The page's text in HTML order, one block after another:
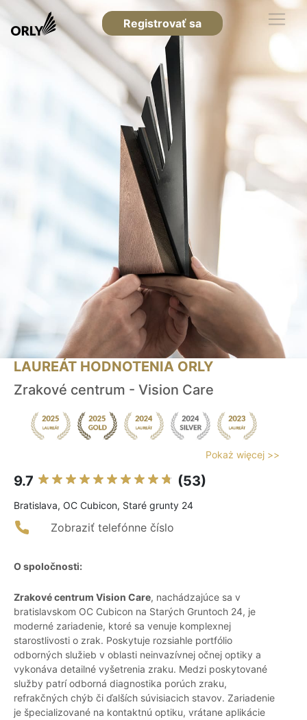
Registrovať sa
LAUREÁT HODNOTENIA ORLY
Zrakové centrum - Vision Care
Pokaż więcej >>
9.7 (53)
Bratislava, OC Cubicon, Staré grunty 24
Zobraziť telefónne číslo
O spoločnosti:
Zrakové centrum Vision Care, nachádzajúce sa v
bratislavskom OC Cubicon na Starých Gruntoch 24, je
moderné zariadenie, ktoré sa venuje komplexnej
starostlivosti o zrak. Poskytuje rozsiahle portfólio
odborných služieb v oblasti neinvazívnej očnej optiky a
vykonáva detailné vyšetrenia zraku. Medzi poskytované
služby patrí odborná diagnostika porúch zraku,
refrakčných chýb či ďalších súvisiacich stavov. Zariadenie
je špecializované na kontaktnú optiku, vrátane aplikácie